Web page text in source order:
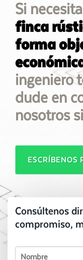
Si
finca
forma
ingeniero
dude en
nosotros
ESCRÍBENOS
Consúltenos
compromiso,